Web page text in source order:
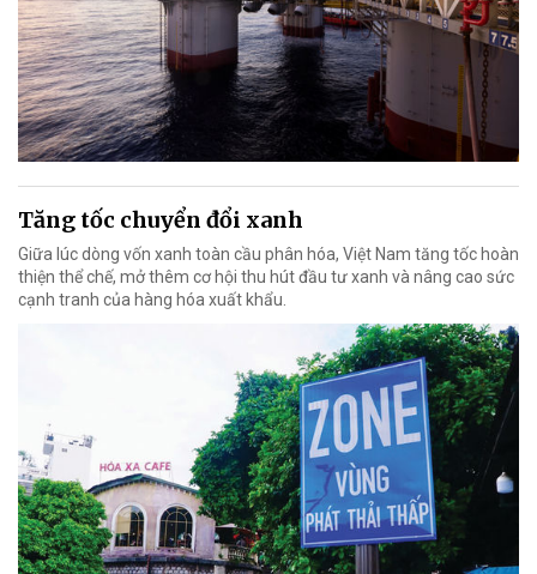
Tăng tốc chuyển đổi xanh
Giữa lúc dòng vốn xanh toàn cầu phân hóa, Việt Nam tăng tốc hoàn
thiện thể chế, mở thêm cơ hội thu hút đầu tư xanh và nâng cao sức
cạnh tranh của hàng hóa xuất khẩu.